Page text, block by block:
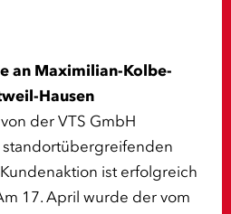
an Maximilian-Kolbe-
Hausen
der VTS GmbH
Kundenaktion ist erfolgreich
17. April wurde der vom